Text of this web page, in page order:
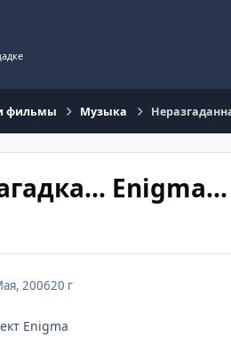
фильмы Музыка
Enigma...
200620 г
Enigma